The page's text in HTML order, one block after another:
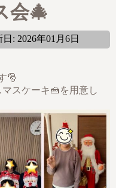
会🎄
: 2026年01月6日
🎅
スケーキ🍰を用意し